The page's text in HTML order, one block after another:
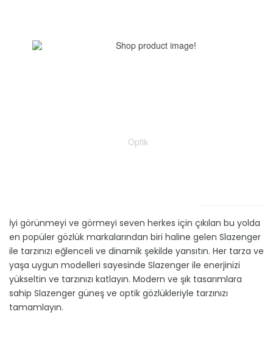
Optik
İyi görünmeyi ve görmeyi seven herkes için çıkılan bu yolda
en popüler gözlük markalarından biri haline gelen Slazenger
ile tarzınızı eğlenceli ve dinamik şekilde yansıtın. Her tarza ve
yaşa uygun modelleri sayesinde Slazenger ile enerjinizi
yükseltin ve tarzınızı katlayın. Modern ve şık tasarımlara
sahip Slazenger güneş ve optik gözlükleriyle tarzınızı
tamamlayın.